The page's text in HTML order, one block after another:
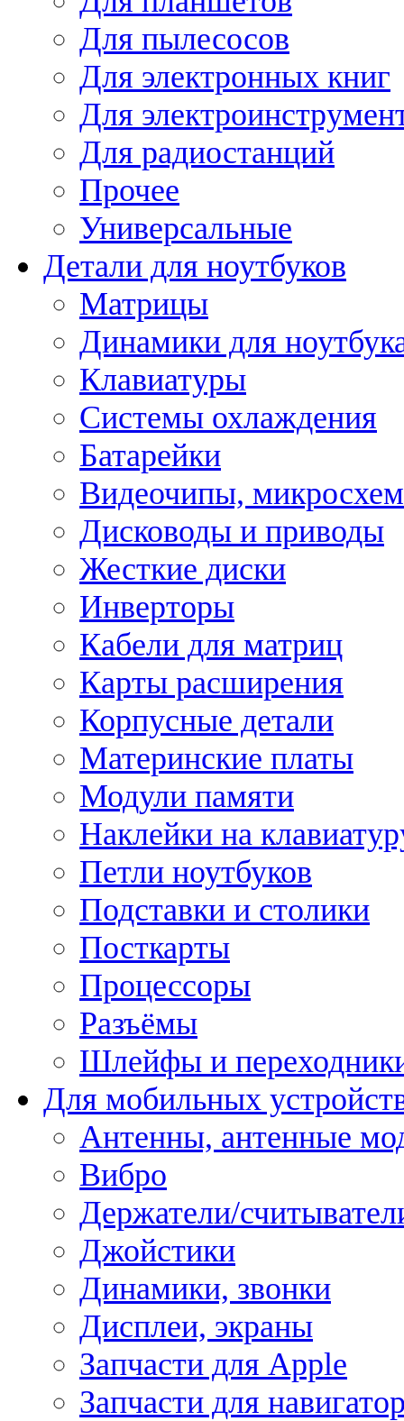
Для пылесосов
Для электронных книг
Для
Для радиостанций
Прочее
Универсальные
Детали для ноутбуков
Матрицы
Динамики для
Клавиатуры
Системы охлаждения
Батарейки
Видеочипы,
Дисководы и приводы
Жесткие диски
Инверторы
Кабели для матриц
Карты расширения
Корпусные детали
Материнские платы
Модули памяти
Наклейки на
Петли ноутбуков
Подставки и столики
Посткарты
Процессоры
Разъёмы
Шлейфы и
Для мобильных
Антенны, антенные
Вибро
Держатели/
Джойстики
Динамики, звонки
Дисплеи, экраны
Запчасти для Apple
Запчасти для